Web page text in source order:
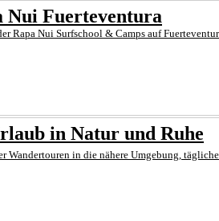
Nui Fuerteventura
Rapa Nui Surfschool & Camps auf
in Natur und Ruhe
Wandertouren in die nähere Umgebung,